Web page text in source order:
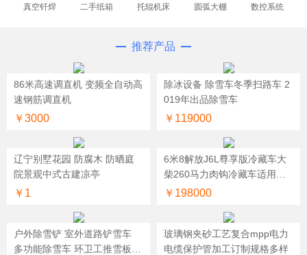
真空钎焊 二手纸箱 托辊机床 圆弧大棚 数控系统
推荐产品
86米高速调直机 变频全自动高
速钢筋调直机
￥3000
除冰设备 除雪车冬季扫路车 2
019年出品除雪车
￥119000
辽宁别墅花园 防腐木 防晒庭
院景观中式古建凉亭
￥1
6米8解放J6L尊享版冷藏车大
柴260马力肉钩冷藏车适用于
长途运输
￥198000
户外除雪铲 室外道路铲雪车
多功能除雪车 环卫工推雪板
玻璃钢夹砂工艺复合mpp电力
电缆保护管加工订制规格多样